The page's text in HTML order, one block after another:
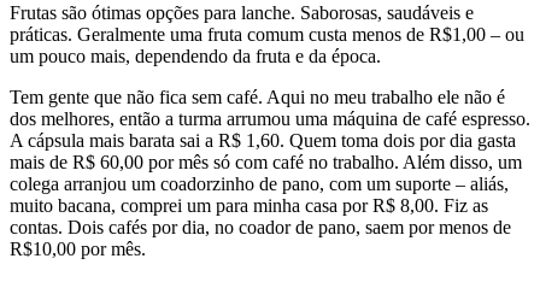
Frutas são ótimas opções para lanche. Saborosas, saudáveis e
práticas. Geralmente uma fruta comum custa menos de R$1,00 – ou
um pouco mais, dependendo da fruta e da época.
Tem gente que não fica sem café. Aqui no meu trabalho ele não é
dos melhores, então a turma arrumou uma máquina de café espresso.
A cápsula mais barata sai a R$ 1,60. Quem toma dois por dia gasta
mais de R$ 60,00 por mês só com café no trabalho. Além disso, um
colega arranjou um coadorzinho de pano, com um suporte – aliás,
muito bacana, comprei um para minha casa por R$ 8,00. Fiz as
contas. Dois cafés por dia, no coador de pano, saem por menos de
R$10,00 por mês.